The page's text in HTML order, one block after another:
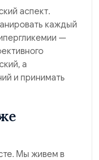
аспект.
каждый
—
а
и принимать
Мы живем в